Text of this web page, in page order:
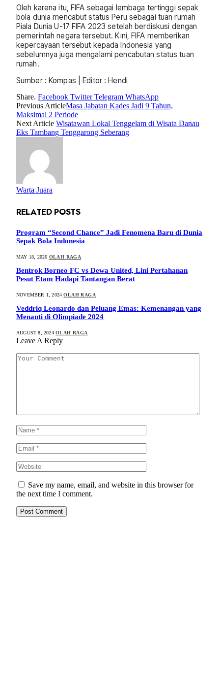
Oleh karena itu, FIFA sebagai lembaga tertinggi sepak
bola dunia mencabut status Peru sebagai tuan rumah
Piala Dunia U-17 FIFA 2023 setelah berdiskusi dengan
pemerintah negara tersebut. Kini, FIFA memberikan
kepercayaan tersebut kepada Indonesia yang
sebelumnya juga mengalami pencabutan status tuan
rumah.
Sumber : Kompas | Editor : Hendi
Share. Facebook Twitter Telegram WhatsApp
Previous ArticleMasa Jabatan Kades Jadi 9 Tahun,
Maksimal 2 Periode
Next Article Wisatawan Lokal Tenggelam di Wisata Danau
Eks Tambang Tenggarong Seberang
Warta Juara
RELATED POSTS
Program “Second Chance” Jadi Fenomena Baru di Dunia
Sepak Bola Indonesia
MAY 18, 2026 OLAH RAGA
Bentrok Borneo FC vs Dewa United, Lini Pertahanan
Pesut Etam Hadapi Tantangan Berat
NOVEMBER 1, 2024 OLAH RAGA
Veddriq Leonardo dan Peluang Emas: Kemenangan yang
Menanti di Olimpiade 2024
AUGUST 8, 2024 OLAH RAGA
Leave A Reply
Save my name, email, and website in this browser for
the next time I comment.